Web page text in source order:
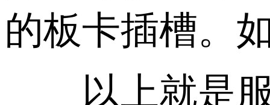
的板卡插槽。
以上就是服